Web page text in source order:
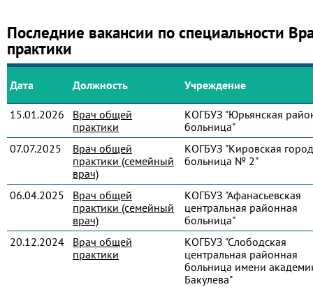
Последние вакансии по специальности
практики
Дата Должность Учреждение
15.01.2026
Врач общей
практики
КОГБУЗ "Юрьянская
больница"
07.07.2025
Врач общей
практики (семейный
врач)
КОГБУЗ "Кировская
больница № 2"
06.04.2025
Врач общей
практики (семейный
врач)
КОГБУЗ "Афанасьевская
центральная районная
больница"
20.12.2024
Врач общей
практики
КОГБУЗ "Слободская
центральная районная
больница имени
Бакулева"